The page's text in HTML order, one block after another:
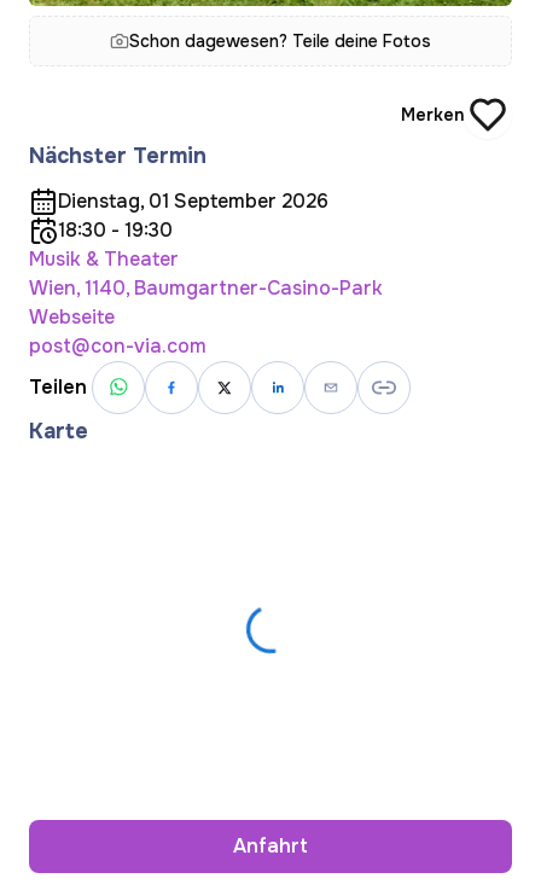
Schon dagewesen? Teile deine Fotos
Merken
Nächster Termin
Dienstag, 01 September 2026
18:30 - 19:30
Musik & Theater
Wien, 1140, Baumgartner-Casino-Park
Webseite
post@con-via.com
Teilen
Karte
Anfahrt